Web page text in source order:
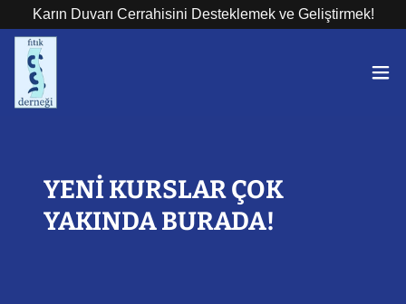
Karın Duvarı Cerrahisini Desteklemek ve Geliştirmek!
YENİ KURSLAR ÇOK
YAKINDA BURADA!